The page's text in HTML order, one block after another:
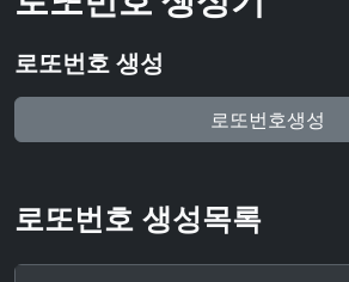
로또번호 생성
로또번호생성
로또번호 생성목록